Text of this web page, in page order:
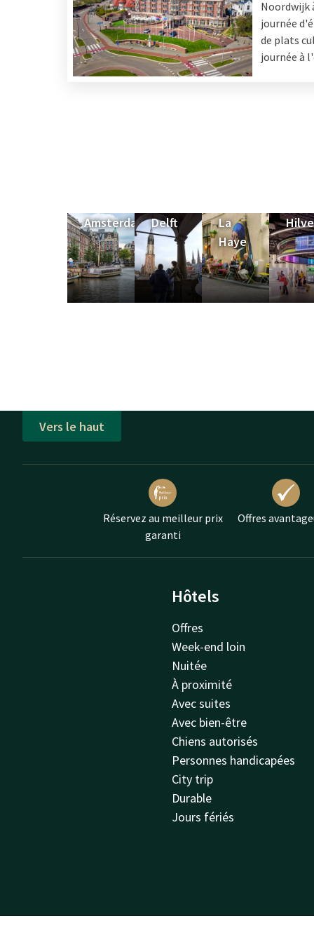
souhaitant se détendre, desinstallations de bien-
parking gratuit est disponible à l'hôtel, ce qui
La situation centrale de l'hôtel en fait le point de
et ses environs.
Noordwijk
journée
de plats
journée à
Amsterdam Delft
La
Haye
Vers le haut
Réservez au meilleur prix
garanti
Offres
Hôtels
Offres
Week-end loin
Nuitée
À proximité
Avec suites
Avec bien-être
Chiens autorisés
Personnes handicapées
City trip
Durable
Jours fériés